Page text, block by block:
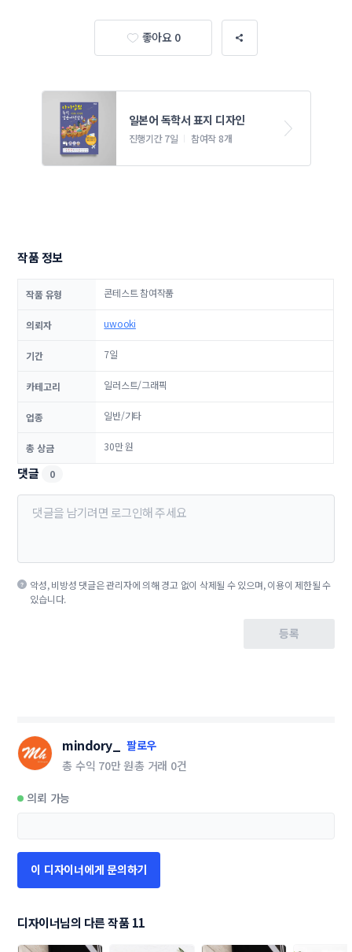
좋아요 0
진행기간 7일 참여작 8개
작품 정보
작품 유형 콘테스트 참여작품
의뢰자 uwooki
기간 7일
카테고리 일러스트/그래픽
업종 일반/기타
총 상금 30만 원
댓글 0
악성, 비방성 댓글은 관리자에 의해 경고 없이 삭제될 수 있으며, 이용이 제한될 수
있습니다.
등록
mindory_
팔로우
총 수익 70만 원총 거래 0건
의뢰 가능
이 디자이너에게 문의하기
디자이너님의 다른 작품 11